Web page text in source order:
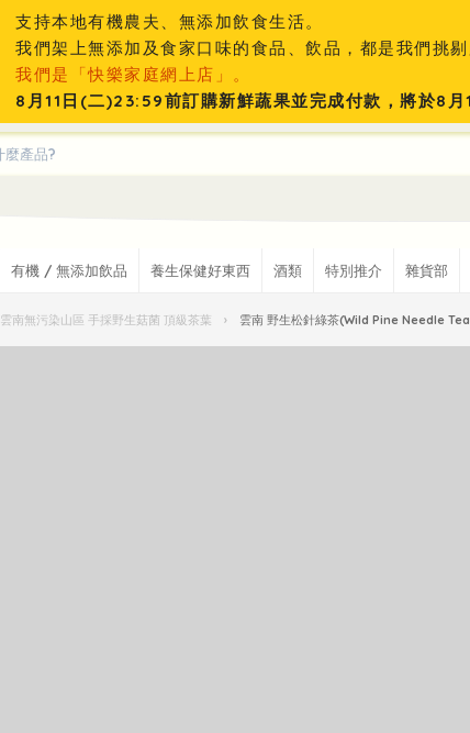
支持本地有機農夫、無添加飲食生活。
我們架上無添加及食家口味的食品、飲品，都是我們挑剔
我們是「快樂家庭網上店」。
8月11日(二)23:59前訂購新鮮蔬果並完成付款，將於8月
有機 / 無添加飲品 養生保健好東西 酒類 特別推介 雜貨部
雲南無污染山區 手採野生菇菌 頂級茶葉 › 雲南 野生松針綠茶(Wild Pine Needle